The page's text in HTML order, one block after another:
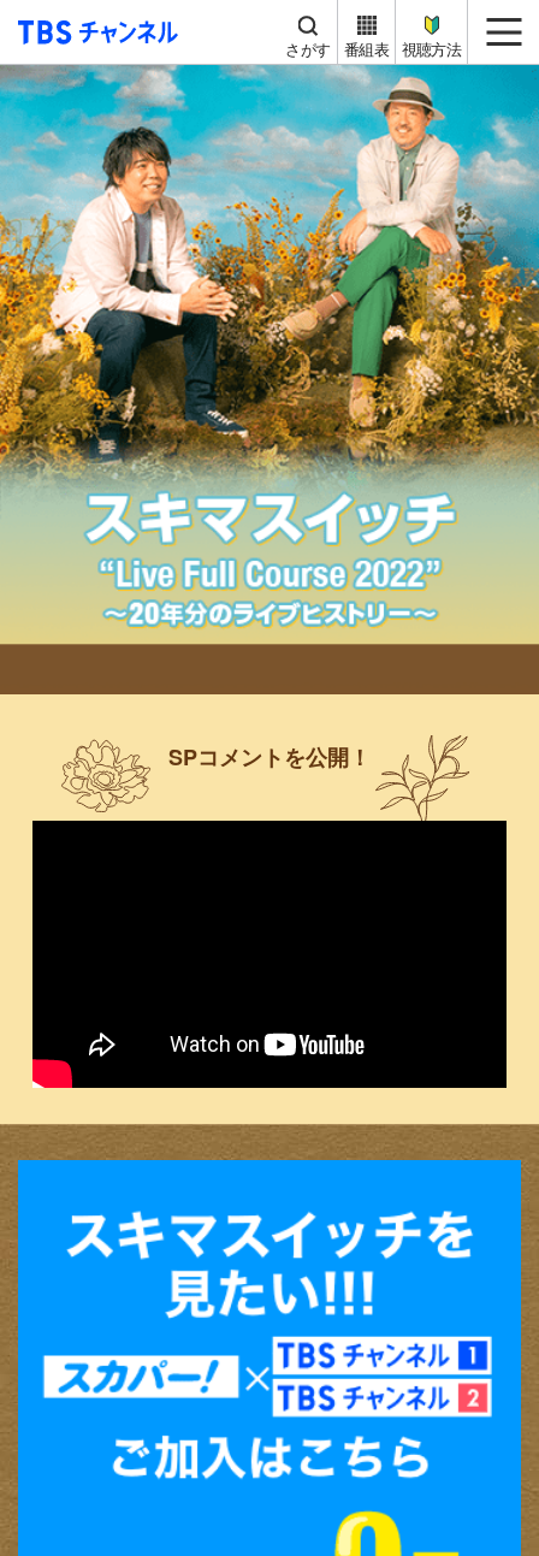
TBS チャンネル
さがす 番組表 視聴方法
SPコメントを公開！